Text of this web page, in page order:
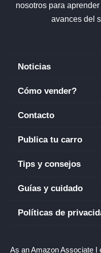
nosotros para
avances del
Noticias
Cómo vender?
Contacto
Publica tu carro
Tips y consejos
Guías y cuidado
Políticas de
As an Amazon Associate I